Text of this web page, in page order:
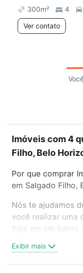
300m² 4
Ver contato
Imóveis com 4
Filho, Belo
Por que comprar
em Salgado Filho,
Nós te ajudamos
você realizar uma
Seja em um
oferta ideal de
Salgado Filho,
Exibir mais